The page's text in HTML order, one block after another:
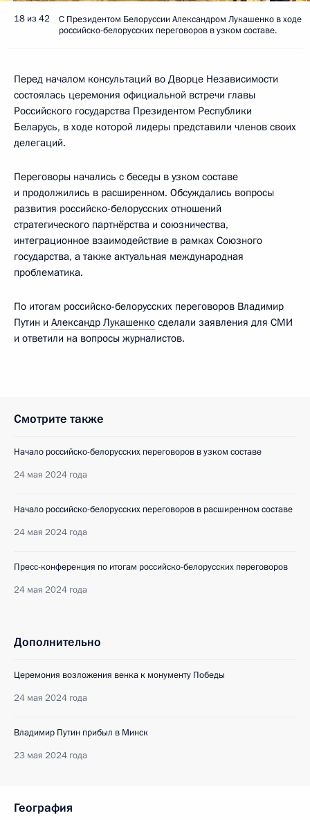
18 из 42
С Президентом Белоруссии Александром Лукашенко в ходе
российско-белорусских переговоров в узком составе.
Перед началом консультаций во Дворце Независимости
состоялась церемония официальной встречи главы
Российского государства Президентом Республики
Беларусь, в ходе которой лидеры представили членов своих
делегаций.
Переговоры начались с беседы в узком составе
и продолжились в расширенном. Обсуждались вопросы
развития российско-белорусских отношений
стратегического партнёрства и союзничества,
интеграционное взаимодействие в рамках Союзного
государства, а также актуальная международная
проблематика.
По итогам российско-белорусских переговоров Владимир
Путин и Александр Лукашенко сделали заявления для СМИ
и ответили на вопросы журналистов.
Смотрите также
Начало российско-белорусских переговоров в узком составе
24 мая 2024 года
Начало российско-белорусских переговоров в расширенном составе
24 мая 2024 года
Пресс-конференция по итогам российско-белорусских переговоров
24 мая 2024 года
Дополнительно
Церемония возложения венка к монументу Победы
24 мая 2024 года
Владимир Путин прибыл в Минск
23 мая 2024 года
География